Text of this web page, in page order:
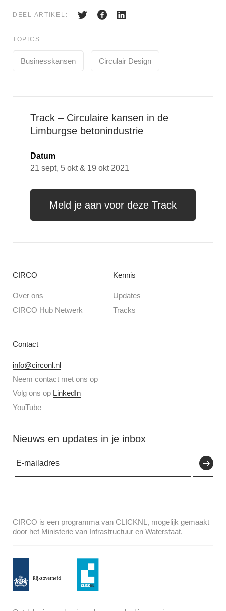
DEEL ARTIKEL:
TOPICS
Businesskansen Circulair Design
Track – Circulaire kansen in de
Limburgse betonindustrie
Datum
21 sept, 5 okt & 19 okt 2021
Meld je aan voor deze Track
CIRCO
Over ons
CIRCO Hub Netwerk
Kennis
Updates
Tracks
Contact
info@circonl.nl
Neem contact met ons op
Volg ons op LinkedIn
YouTube
Nieuws en updates in je inbox
CIRCO is een programma van CLICKNL, mogelijk gemaakt
door het Ministerie van Infrastructuur en Waterstaat.